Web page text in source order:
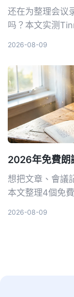
还在为整理会议
吗？本文实测
的AI录音与音视
2026-08-09
2026年免費朗
想把文章、會議
本文整理4個免
2026-08-09